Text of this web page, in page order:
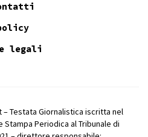
legali
– Testata Giornalistica iscritta nel
Stampa Periodica al Tribunale di